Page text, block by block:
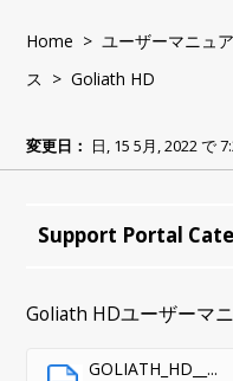
Home >ユーザーマニュ
ス > Goliath HD
変更日： 日, 15 5月, 2022 で
Support Portal
Goliath HDユーザーマ
GOLIATH_HD__...